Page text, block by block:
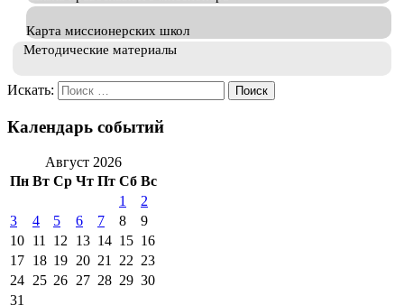
Карта миссионерских школ
Методические материалы
Искать:
Календарь событий
Август 2026
Пн Вт Ср Чт Пт Сб Вс
1
2
3
4 5 6 7 8
9
10 11 12 13 14 15 16
17 18 19 20 21 22 23
24 25 26 27 28 29 30
31